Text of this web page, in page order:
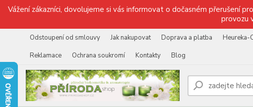
Vážení zákazníci, dovolujeme si vás informovat o dočasném přerušení
provozu
Odstoupení od smlouvy Jak nakupovat Doprava a platba Heureka-
Reklamace
Ochrana soukromí Kontakty Blog